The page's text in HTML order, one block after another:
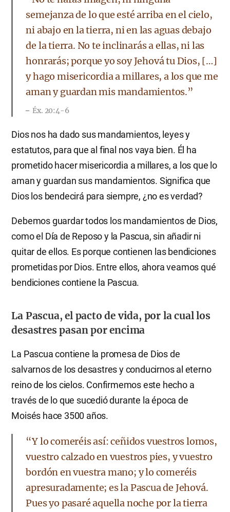
semejanza de lo que esté arriba en el cielo,
ni abajo en la tierra, ni en las aguas debajo
de la tierra. No te inclinarás a ellas, ni las
honrarás; porque yo soy Jehová tu Dios, […]
y hago misericordia a millares, a los que me
aman y guardan mis mandamientos.”
Éx. 20:4-6
Dios nos ha dado sus mandamientos, leyes y
estatutos, para que al final nos vaya bien. Él ha
prometido hacer misericordia a millares, a los que lo
aman y guardan sus mandamientos. Significa que
Dios los bendecirá para siempre, ¿no es verdad?
Debemos guardar todos los mandamientos de Dios,
como el Día de Reposo y la Pascua, sin añadir ni
quitar de ellos. Es porque contienen las bendiciones
prometidas por Dios. Entre ellos, ahora veamos qué
bendiciones contiene la Pascua.
La Pascua, el pacto de vida, por la cual los
desastres pasan por encima
La Pascua contiene la promesa de Dios de
salvarnos de los desastres y conducirnos al eterno
reino de los cielos. Confirmemos este hecho a
través de lo que sucedió durante la época de
Moisés hace 3500 años.
“Y lo comeréis así: ceñidos vuestros lomos,
vuestro calzado en vuestros pies, y vuestro
bordón en vuestra mano; y lo comeréis
apresuradamente; es la Pascua de Jehová.
Pues yo pasaré aquella noche por la tierra